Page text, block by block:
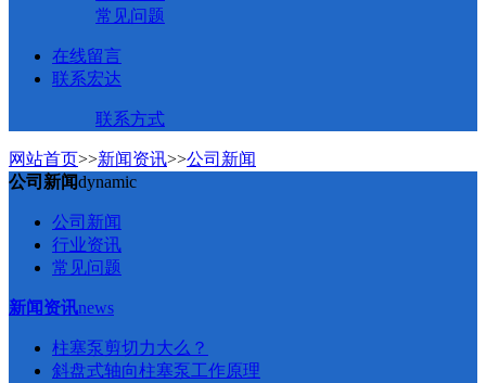
常见问题
在线留言
联系宏达
联系方式
网站首页>>新闻资讯>>公司新闻
公司新闻dynamic
公司新闻
行业资讯
常见问题
新闻资讯news
柱塞泵剪切力大么？
斜盘式轴向柱塞泵工作原理